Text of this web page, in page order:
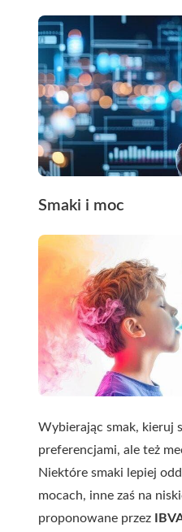
Smaki i moc
Wybierając smak, kieruj
preferencjami, ale też
Niektóre smaki lepiej
mocach, inne zaś na
proponowane przez